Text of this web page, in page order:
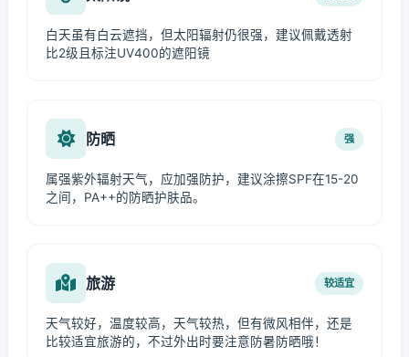
白天虽有白云遮挡，但太阳辐射仍很强，建议佩戴透射
比2级且标注UV400的遮阳镜
防晒 强
属强紫外辐射天气，应加强防护，建议涂擦SPF在15-20
之间，PA++的防晒护肤品。
旅游 较适宜
天气较好，温度较高，天气较热，但有微风相伴，还是
比较适宜旅游的，不过外出时要注意防暑防晒哦！